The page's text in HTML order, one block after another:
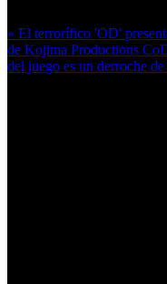
« El terrorífico 'OD'
de Kojima Productions
del juego es un derroche